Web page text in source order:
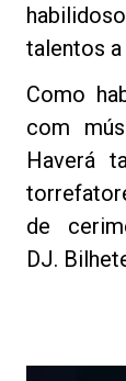
talentos
Como
com
Haverá
de
DJ.